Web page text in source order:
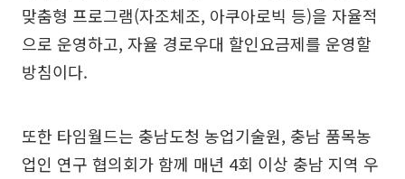
맞춤형 프로그램(자조체조, 아쿠아로빅 등)을 자율적
으로 운영하고, 자율 경로우대 할인요금제를 운영할
방침이다.
또한 타임월드는 충남도청 농업기술원, 충남 품목농
업인 연구 협의회가 함께 매년 4회 이상 충남 지역 우